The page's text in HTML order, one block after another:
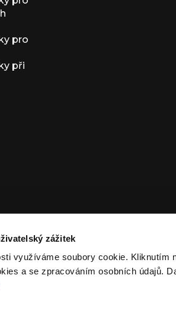
zážitek
využíváme soubory cookie. Kliknutím
a se zpracováním osobních údajů.
pro
při
of Service